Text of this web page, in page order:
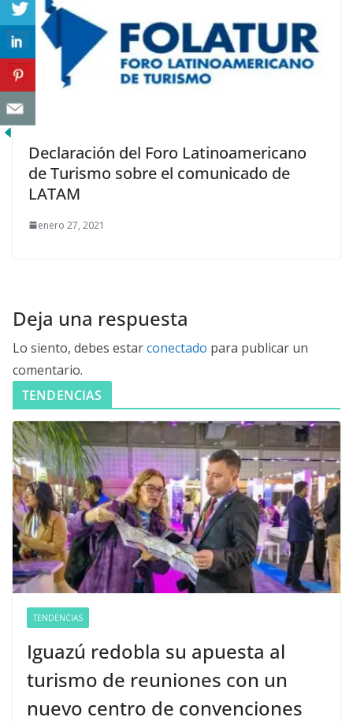
Declaración del Foro Latinoamericano
de Turismo sobre el comunicado de
LATAM
enero 27, 2021
Deja una respuesta
Lo siento, debes estarconectado para publicar un
comentario.
TENDENCIAS
TENDENCIAS
Iguazú redobla su apuesta al
turismo de reuniones con un
nuevo centro de convenciones